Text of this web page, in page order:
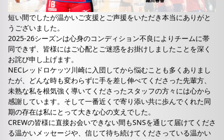
短い間でしたが温かいご支援とご声援をいただき本当にありがと
うございました。
2025-26シーズンは心身のコンディション不良によりチームに帯
同できず、皆様にはご心配とご迷惑をお掛けしましたことを深く
お詫び申し上げます。
NECレッドロケッツ川崎に入団してから悩むことも多くありまし
たが、どんな時も変わらずに手を差し伸べてくださった先輩方、
未熟な私を根気強く導いてくださったスタッフの方々には心から
感謝しています。そして一番近くで寄り添い共に歩んでくれた同
期の存在は私にとって大きな心の支えでした。
CREWの皆様に直接お会いできない間もSNSを通じて届けてくださ
る温かいメッセージや、信じて待ち続けてくださっている温かい